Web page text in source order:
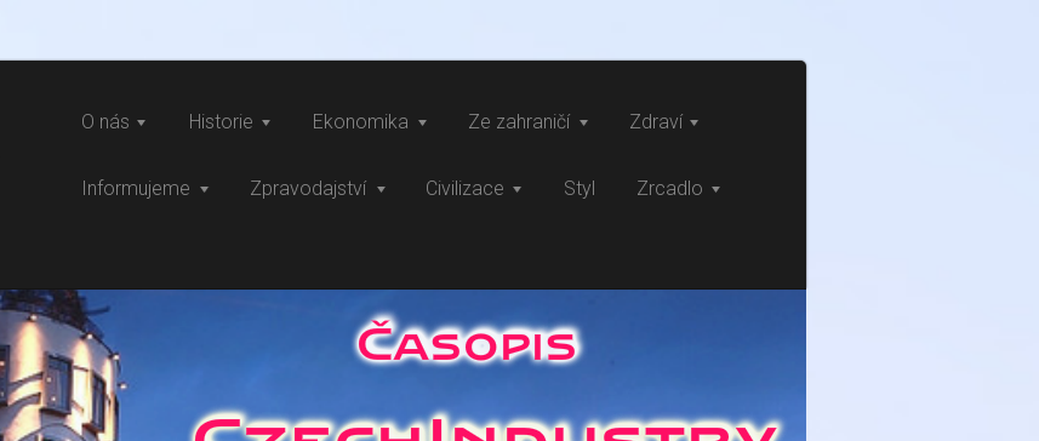
O nás Historie Ekonomika Ze zahraničí Zdraví
Informujeme Zpravodajství Civilizace Styl Zrcadlo